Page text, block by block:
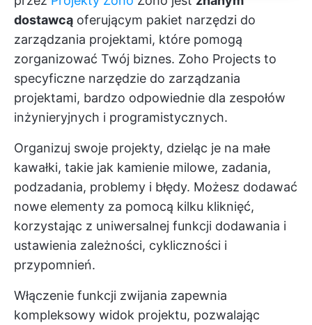
dostawcą oferującym pakiet narzędzi do
zarządzania projektami, które pomogą
zorganizować Twój biznes. Zoho Projects to
specyficzne narzędzie do zarządzania
projektami, bardzo odpowiednie dla zespołów
inżynieryjnych i programistycznych.
Organizuj swoje projekty, dzieląc je na małe
kawałki, takie jak kamienie milowe, zadania,
podzadania, problemy i błędy. Możesz dodawać
nowe elementy za pomocą kilku kliknięć,
korzystając z uniwersalnej funkcji dodawania i
ustawienia zależności, cykliczności i
przypomnień.
Włączenie funkcji zwijania zapewnia
kompleksowy widok projektu, pozwalając